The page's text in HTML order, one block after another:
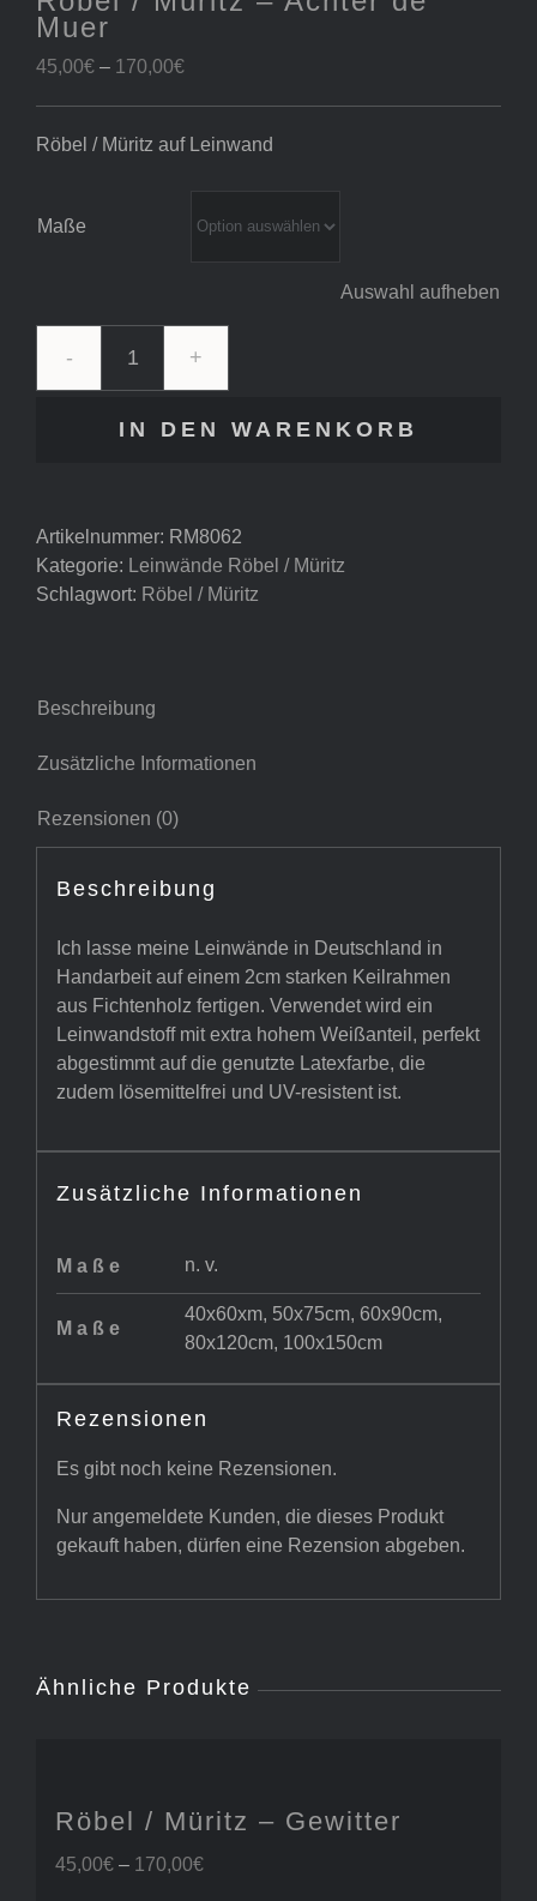
Muer
45,00€ – 170,00€Preisspanne:
170,00€
Röbel / Müritz auf Leinwand
Maße
Auswahl aufheben
Röbel
Müritz
Muer
Menge
IN DEN WARENKORB
Artikelnummer: RM8062
Kategorie: Leinwände Röbel / Müritz
Schlagwort: Röbel / Müritz
Beschreibung
Zusätzliche Informationen
Rezensionen (0)
Beschreibung
Ich lasse meine Leinwände in Deutschland in
Handarbeit auf einem 2cm starken Keilrahmen
aus Fichtenholz fertigen. Verwendet wird ein
Leinwandstoff mit extra hohem Weißanteil, perfekt
abgestimmt auf die genutzte Latexfarbe, die
zudem lösemittelfrei und UV-resistent ist.
Zusätzliche Informationen
Maße n. v.
Maße
40x60xm, 50x75cm, 60x90cm,
80x120cm, 100x150cm
Rezensionen
Es gibt noch keine Rezensionen.
Nur angemeldete Kunden, die dieses Produkt
gekauft haben, dürfen eine Rezension abgeben.
Ähnliche Produkte
Röbel / Müritz – Gewitter
45,00€ – 170,00€Preisspanne: